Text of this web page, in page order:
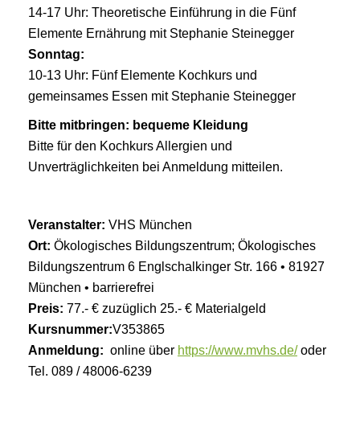
14-17 Uhr: Theoretische Einführung in die Fünf
Elemente Ernährung mit Stephanie Steinegger
Sonntag:
10-13 Uhr: Fünf Elemente Kochkurs und
gemeinsames Essen mit Stephanie Steinegger
Bitte mitbringen: bequeme Kleidung
Bitte für den Kochkurs Allergien und
Unverträglichkeiten bei Anmeldung mitteilen.
Veranstalter: VHS München
Ort: Ökologisches Bildungszentrum; Ökologisches
Bildungszentrum 6 Englschalkinger Str. 166 • 81927
München • barrierefrei
Preis: 77.- € zuzüglich 25.- € Materialgeld
Kursnummer:V353865
Anmeldung: online über https://www.mvhs.de/oder
Tel. 089 / 48006-6239